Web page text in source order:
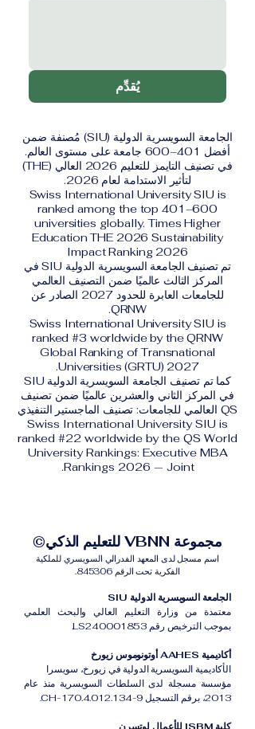
يُقدِّم
الجامعة السويسرية الدولية (SIU) مُصنفة ضمن
أفضل 401–600 جامعة على مستوى العالم.
في تصنيف التايمز للتعليم 2026 العالي (THE)
لتأثير الاستدامة لعام 2026.
Swiss International University SIU is
ranked among the top 401–600
universities globally. Times Higher
Education THE 2026 Sustainability
Impact Ranking 2026
تم تصنيف الجامعة السويسرية الدولية SIU في
المركز الثالث عالميًا ضمن التصنيف العالمي
للجامعات العابرة للحدود 2027 الصادر عن
QRNW.
Swiss International University SIU is
ranked #3 worldwide by the QRNW
Global Ranking of Transnational
Universities (GRTU) 2027.
كما تم تصنيف الجامعة السويسرية الدولية SIU
في المركز الثاني والعشرين عالميًا ضمن تصنيف
QS العالمي للجامعات: تصنيف الماجستير التنفيذي
Swiss International University SIU is
ranked #22 worldwide by the QS World
University Rankings: Executive MBA
Rankings 2026 — Joint.
مجموعة VBNN للتعليم الذكي©
اسم مسجل لدى المعهد الفدرالي السويسري للملكية
الفكرية تحت الرقم 845306.
الجامعة السويسرية الدولية SIU
معتمدة من وزارة التعليم العالي والبحث العلمي
بموجب الترخيص رقم LS240001853.
أكاديمية AAHES أوتونوموس زيورخ
الأكاديمية السويسرية الدولية في زيورخ، سويسرا
مؤسسة مسجلة لدى السلطات السويسرية منذ عام
2013، برقم التسجيل CH-170.4.012.134-9.